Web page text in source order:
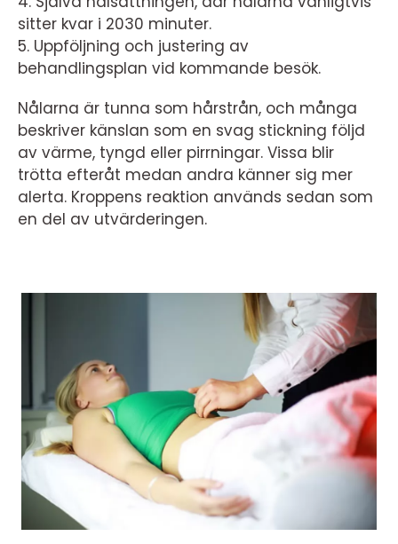
sitter kvar i 2030 minuter.
5. Uppföljning och justering av
behandlingsplan vid kommande besök.
Nålarna är tunna som hårstrån, och många
beskriver känslan som en svag stickning följd
av värme, tyngd eller pirrningar. Vissa blir
trötta efteråt medan andra känner sig mer
alerta. Kroppens reaktion används sedan som
en del av utvärderingen.